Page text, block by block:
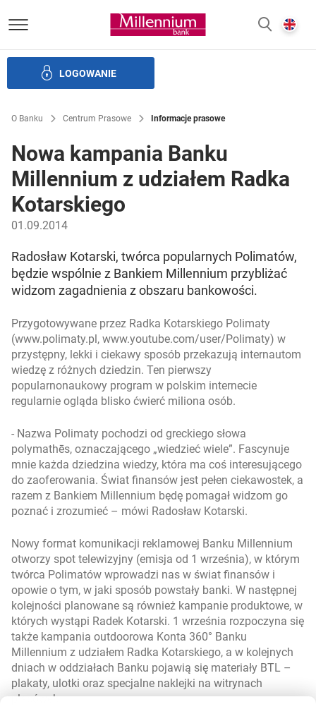
Bank Millennium homepage
LOGOWANIE
O Banku Centrum Prasowe Informacje prasowe
Nowa kampania Banku
Millennium z udziałem Radka
Kotarskiego
01.09.2014
Radosław Kotarski, twórca popularnych Polimatów,
będzie wspólnie z Bankiem Millennium przybliżać
widzom zagadnienia z obszaru bankowości.
Przygotowywane przez Radka Kotarskiego Polimaty
(www.polimaty.pl, www.youtube.com/user/Polimaty) w
przystępny, lekki i ciekawy sposób przekazują internautom
wiedzę z różnych dziedzin. Ten pierwszy
popularnonaukowy program w polskim internecie
regularnie ogląda blisko ćwierć miliona osób.
- Nazwa Polimaty pochodzi od greckiego słowa
polymathēs, oznaczającego „wiedzieć wiele”. Fascynuje
mnie każda dziedzina wiedzy, która ma coś interesującego
do zaoferowania. Świat finansów jest pełen ciekawostek, a
razem z Bankiem Millennium będę pomagał widzom go
poznać i zrozumieć – mówi Radosław Kotarski.
Nowy format komunikacji reklamowej Banku Millennium
otworzy spot telewizyjny (emisja od 1 września), w którym
twórca Polimatów wprowadzi nas w świat finansów i
opowie o tym, w jaki sposób powstały banki. W następnej
kolejności planowane są również kampanie produktowe, w
których wystąpi Radek Kotarski. 1 września rozpoczyna się
także kampania outdoorowa Konta 360° Banku
Millennium z udziałem Radka Kotarskiego, a w kolejnych
dniach w oddziałach Banku pojawią się materiały BTL –
plakaty, ulotki oraz specjalne naklejki na witrynach
placówek.